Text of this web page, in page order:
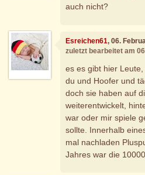
auch nicht?
Esreichen61, 06.
zuletzt bearbeitet am
es es gibt hier
du und Hoofer und
doch sie haben auf
weiterentwickelt,
war oder mir spiele
sollte. Innerhalb
mal nachladen
Jahres war die